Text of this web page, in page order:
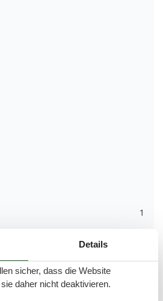
1
Details
sicher, dass die Website
daher nicht deaktivieren.